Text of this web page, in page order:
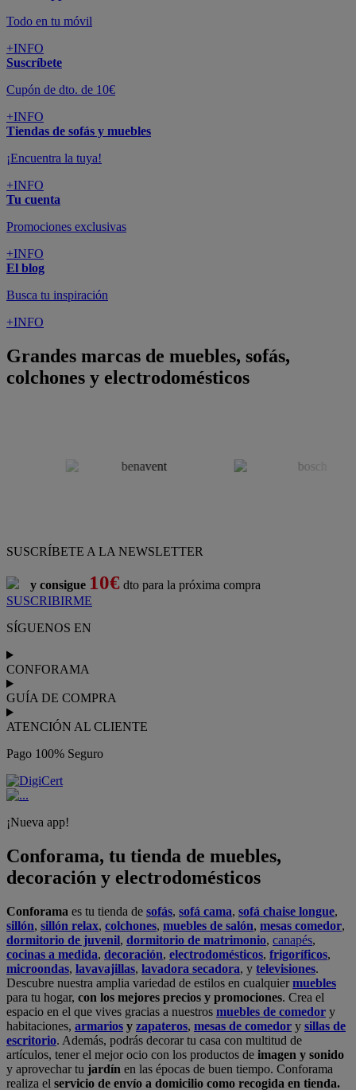
Todo en tu móvil
+INFO
Suscríbete
Cupón de dto. de 10€
+INFO
Tiendas de sofás y muebles
¡Encuentra la tuya!
+INFO
Tu cuenta
Promociones exclusivas
+INFO
El blog
Busca tu inspiración
+INFO
Grandes marcas de muebles, sofás,
colchones y electrodomésticos
SUSCRÍBETE A LA NEWSLETTER
y consigue 10€ dto para la próxima compra
SUSCRIBIRME
SÍGUENOS EN
CONFORAMA
GUÍA DE COMPRA
ATENCIÓN AL CLIENTE
Pago 100% Seguro
¡Nueva app!
Conforama, tu tienda de muebles,
decoración y electrodomésticos
Conforama es tu tienda de sofás, sofá cama, sofá chaise longue,
sillón, sillón relax, colchones, muebles de salón, mesas comedor,
dormitorio de juvenil, dormitorio de matrimonio, canapés,
cocinas a medida, decoración, electrodomésticos, frigoríficos,
microondas, lavavajillas, lavadora secadora, y televisiones.
Descubre nuestra amplia variedad de estilos en cualquiermuebles
para tu hogar, con los mejores precios y promociones. Crea el
espacio en el que vives gracias a nuestros muebles de comedor y
habitaciones, armarios y zapateros, mesas de comedor y sillas de
escritorio. Además, podrás decorar tu casa con multitud de
artículos, tener el mejor ocio con los productos de imagen y sonido
y aprovechar tu jardín en las épocas de buen tiempo. Conforama
realiza el servicio de envío a domicilio como recogida en tienda.